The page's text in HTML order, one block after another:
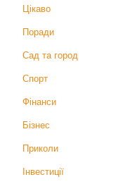
Цікаво
Поради
Сад та город
Спорт
Фінанси
Бізнес
Приколи
Інвестиції